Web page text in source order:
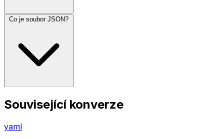
Co je soubor JSON?
Související konverze
yaml